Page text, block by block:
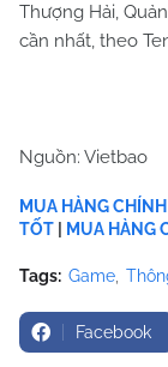
Thượng Hải,
cần nhất, theo
Nguồn: Vietbao
MUA HÀNG
TỐT
MUA HÀNG
Tags: Game
Facebook